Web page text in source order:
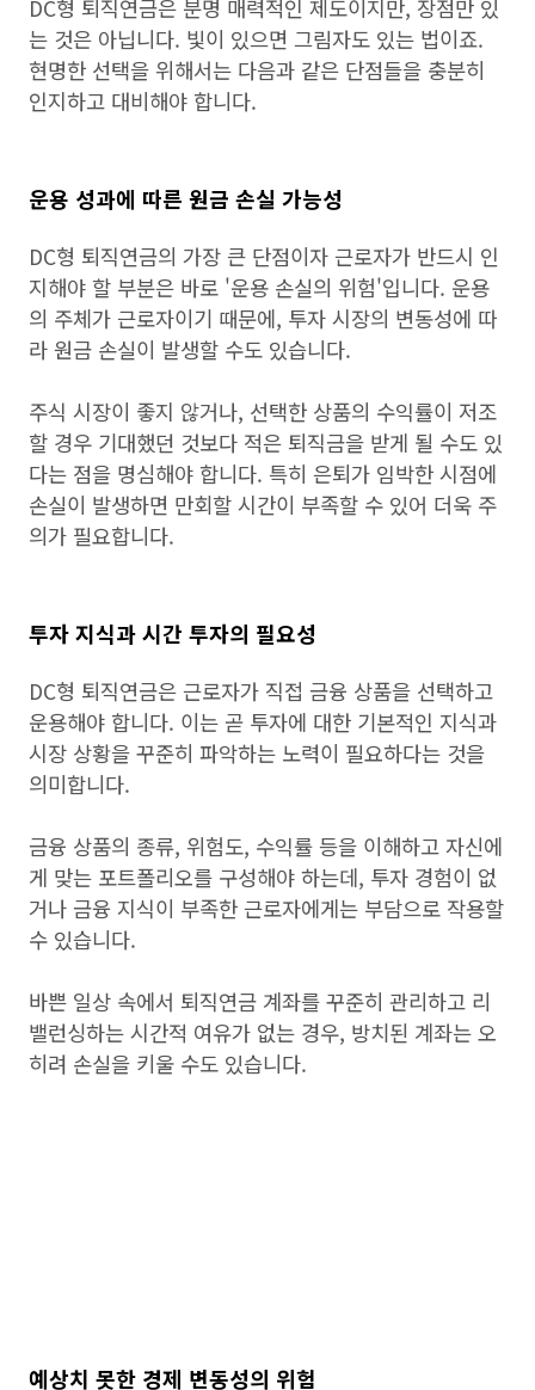
DC형 퇴직연금은 분명 매력적인 제도이지만, 장점만 있
는 것은 아닙니다. 빛이 있으면 그림자도 있는 법이죠.
현명한 선택을 위해서는 다음과 같은 단점들을 충분히
인지하고 대비해야 합니다.
운용 성과에 따른 원금 손실 가능성
DC형 퇴직연금의 가장 큰 단점이자 근로자가 반드시 인
지해야 할 부분은 바로 '운용 손실의 위험'입니다. 운용
의 주체가 근로자이기 때문에, 투자 시장의 변동성에 따
라 원금 손실이 발생할 수도 있습니다.
주식 시장이 좋지 않거나, 선택한 상품의 수익률이 저조
할 경우 기대했던 것보다 적은 퇴직금을 받게 될 수도 있
다는 점을 명심해야 합니다. 특히 은퇴가 임박한 시점에
손실이 발생하면 만회할 시간이 부족할 수 있어 더욱 주
의가 필요합니다.
투자 지식과 시간 투자의 필요성
DC형 퇴직연금은 근로자가 직접 금융 상품을 선택하고
운용해야 합니다. 이는 곧 투자에 대한 기본적인 지식과
시장 상황을 꾸준히 파악하는 노력이 필요하다는 것을
의미합니다.
금융 상품의 종류, 위험도, 수익률 등을 이해하고 자신에
게 맞는 포트폴리오를 구성해야 하는데, 투자 경험이 없
거나 금융 지식이 부족한 근로자에게는 부담으로 작용할
수 있습니다.
바쁜 일상 속에서 퇴직연금 계좌를 꾸준히 관리하고 리
밸런싱하는 시간적 여유가 없는 경우, 방치된 계좌는 오
히려 손실을 키울 수도 있습니다.
예상치 못한 경제 변동성의 위험